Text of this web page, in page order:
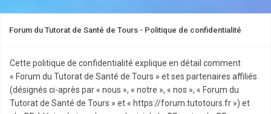
Forum du Tutorat de Santé de Tours - Politique de confidentialité
Cette politique de confidentialité explique en détail comment
« Forum du Tutorat de Santé de Tours » et ses partenaires affiliés
(désignés ci-après par « nous », « notre », « nos », « Forum du
Tutorat de Santé de Tours » et « https://forum.tutotours.fr ») et